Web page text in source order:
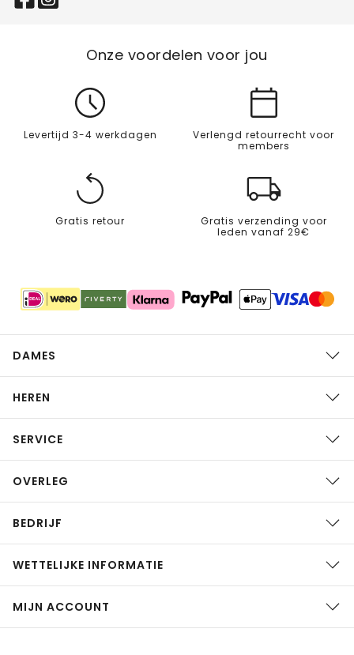
Onze voordelen voor jou
Levertijd 3-4 werkdagen
Verlengd retourrecht voor
members
Gratis retour
Gratis verzending voor
leden vanaf 29€
DAMES
HEREN
SERVICE
OVERLEG
BEDRIJF
WETTELIJKE INFORMATIE
MIJN ACCOUNT